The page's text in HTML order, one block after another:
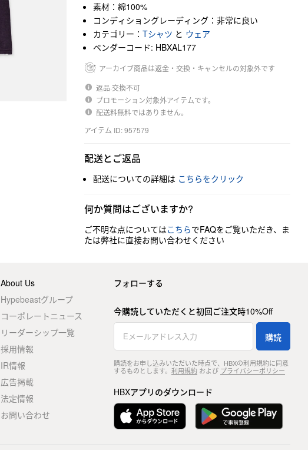
素材：綿100%
コンディショングレーディング：非常に良い
カテゴリー： Tシャツ と ウェア
ベンダーコード: HBXAL177
アーカイブ商品は返金・交換・キャンセルの対象外です
返品·交換不可
プロモーション対象外アイテムです。
配送料無料ではありません。
アイテム ID: 957579
配送とご返品
配送についての詳細は こちらをクリック
何か質問はございますか?
ご不明な点についてはこちらでFAQをご覧いただき、ま
たは弊社に直接お問い合わせください
About Us
Hypebeastグループ
コーポレートニュース
リーダーシップ一覧
採用情報
IR情報
広告掲載
法定情報
お問い合わせ
フォローする
今購読していただくと初回ご注文時10%Off
購読
購読をお申し込みいただいた時点で、HBXの利用規約に同意
するものとします。 利用規約および プライバシーポリシー
HBXアプリのダウンロード